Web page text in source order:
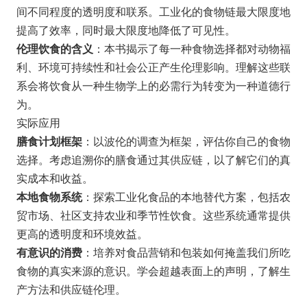
间不同程度的透明度和联系。工业化的食物链最大限度地
提高了效率，同时最大限度地降低了可见性。
伦理饮食的含义 ：本书揭示了每一种食物选择都对动物福
利、环境可持续性和社会公正产生伦理影响。理解这些联
系会将饮食从一种生物学上的必需行为转变为一种道德行
为。
实际应用
膳食计划框架 ：以波伦的调查为框架，评估你自己的食物
选择。考虑追溯你的膳食通过其供应链，以了解它们的真
实成本和收益。
本地食物系统：探索工业化食品的本地替代方案，包括农
贸市场、社区支持农业和季节性饮食。这些系统通常提供
更高的透明度和环境效益。
有意识的消费 ：培养对食品营销和包装如何掩盖我们所吃
食物的真实来源的意识。学会超越表面上的声明，了解生
产方法和供应链伦理。